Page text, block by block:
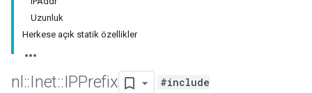
Uzunluk
Herkese açık statik özellikler
nl ::Inet::IPPrefix
#include